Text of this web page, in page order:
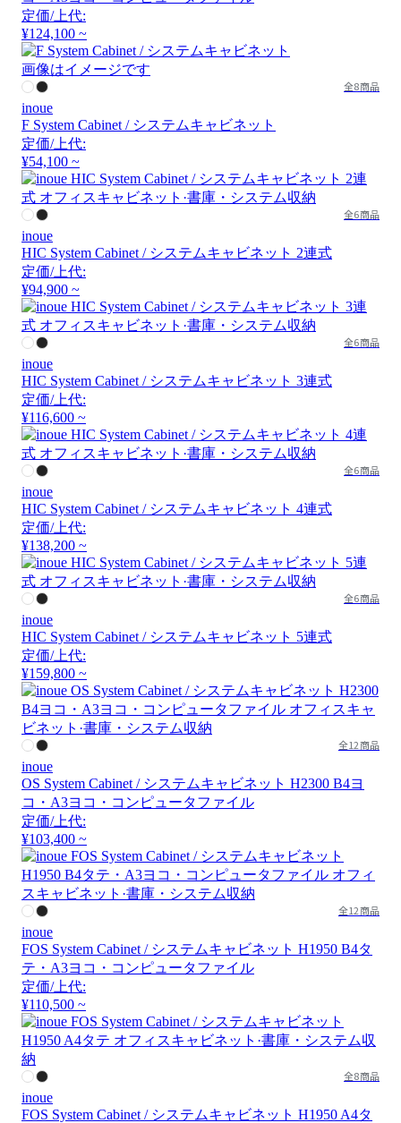
定価/上代:
¥124,100 ~
画像はイメージです
全8商品
inoue
F System Cabinet / システムキャビネット
定価/上代:
¥54,100 ~
全6商品
inoue
HIC System Cabinet / システムキャビネット 2連式
定価/上代:
¥94,900 ~
全6商品
inoue
HIC System Cabinet / システムキャビネット 3連式
定価/上代:
¥116,600 ~
全6商品
inoue
HIC System Cabinet / システムキャビネット 4連式
定価/上代:
¥138,200 ~
全6商品
inoue
HIC System Cabinet / システムキャビネット 5連式
定価/上代:
¥159,800 ~
全12商品
inoue
OS System Cabinet / システムキャビネット H2300 B4ヨ
コ・A3ヨコ・コンピュータファイル
定価/上代:
¥103,400 ~
全12商品
inoue
FOS System Cabinet / システムキャビネット H1950 B4タ
テ・A3ヨコ・コンピュータファイル
定価/上代:
¥110,500 ~
全8商品
inoue
FOS System Cabinet / システムキャビネット H1950 A4タ